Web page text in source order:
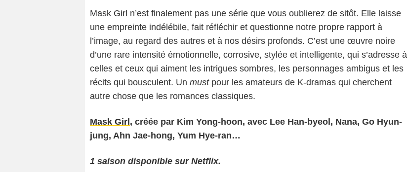
Mask Girl n’est finalement pas une série que vous oublierez de sitôt. Elle laisse
une empreinte indélébile, fait réfléchir et questionne notre propre rapport à
l’image, au regard des autres et à nos désirs profonds. C’est une œuvre noire
d’une rare intensité émotionnelle, corrosive, stylée et intelligente, qui s’adresse à
celles et ceux qui aiment les intrigues sombres, les personnages ambigus et les
récits qui bousculent. Un mustpour les amateurs de K-dramas qui cherchent
autre chose que les romances classiques.
Mask Girl, créée par Kim Yong-hoon, avec Lee Han-byeol, Nana, Go Hyun-
jung, Ahn Jae-hong, Yum Hye-ran…
1 saison disponible sur Netflix.